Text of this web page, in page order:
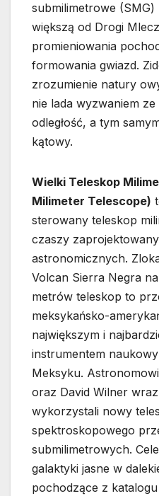
submilimetrowe
większą od Drogi
promieniowania
formowania gwiazd.
zrozumienie natury
nie lada wyzwaniem
odległość, a tym
kątowy.
Wielki Teleskop
Milimeter Telescope)
sterowany teleskop
czaszy
astronomicznych.
Volcan Sierra Negra
metrów teleskop to
meksykańsko-
największym i
instrumentem
Meksyku.
oraz David Wilner
wykorzystali nowy
spektroskopowego
submilimetrowych.
galaktyki jasne w
pochodzące z